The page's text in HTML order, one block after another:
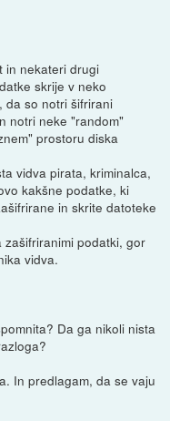
in nekateri drugi
skrije v neko
, da so notri šifrirani
notri neke "random"
prostoru diska
vidva pirata, kriminalca,
kakšne podatke, ki
in skrite datoteke
podatki, gor
vidva.
Da ga nikoli nista
In predlagam, da se vaju